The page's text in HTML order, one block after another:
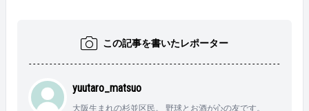
この記事を書いたレポーター
yuutaro_matsuo
大阪生まれの杉並区民。 野球とお酒が心の友です。